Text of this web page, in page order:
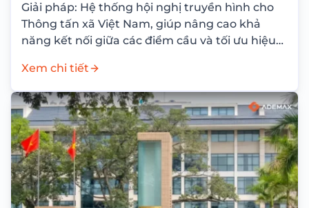
Giải pháp: Hệ thống hội nghị truyền hình cho
Thông tấn xã Việt Nam, giúp nâng cao khả
năng kết nối giữa các điểm cầu và tối ưu hiệu
Xem chi tiết